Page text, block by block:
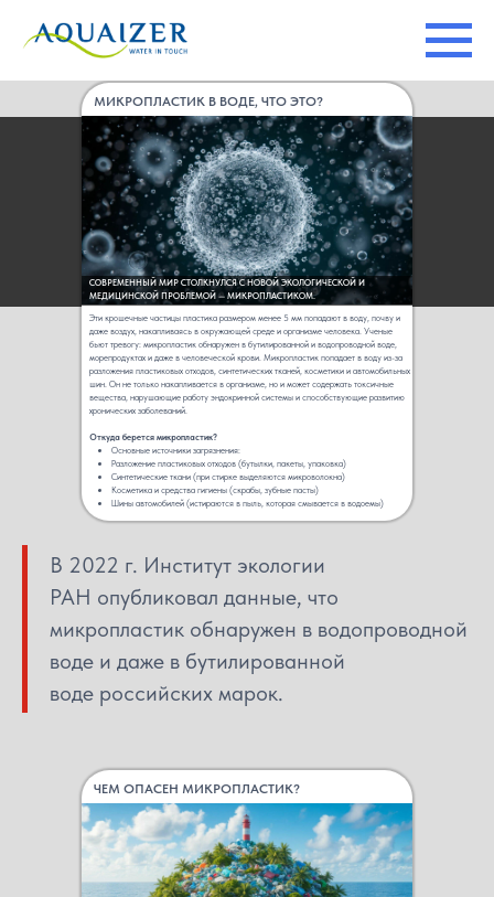
Главная → Новости → Микропластик в воде, что это?
МИКРОПЛАСТИК В ВОДЕ, ЧТО ЭТО?
СОВРЕМЕННЫЙ МИР СТОЛКНУЛСЯ С НОВОЙ ЭКОЛОГИЧЕСКОЙ И
МЕДИЦИНСКОЙ ПРОБЛЕМОЙ — МИКРОПЛАСТИКОМ.
Эти крошечные частицы пластика размером менее 5 мм попадают в воду, почву и
даже воздух, накапливаясь в окружающей среде и организме человека. Ученые
бьют тревогу: микропластик обнаружен в бутилированной и водопроводной воде,
морепродуктах и даже в человеческой крови. Микропластик попадает в воду из-за
разложения пластиковых отходов, синтетических тканей, косметики и автомобильных
шин. Он не только накапливается в организме, но и может содержать токсичные
вещества, нарушающие работу эндокринной системы и способствующие развитию
хронических заболеваний.
Откуда берется микропластик?
Основные источники загрязнения:
Разложение пластиковых отходов (бутылки, пакеты, упаковка)
Синтетические ткани (при стирке выделяются микроволокна)
Косметика и средства гигиены (скрабы, зубные пасты)
Шины автомобилей (истираются в пыль, которая смывается в водоемы)
В 2022 г. Институт экологии
РАН опубликовал данные, что
микропластик обнаружен в водопроводной
воде и даже в бутилированной
воде российских марок.
ЧЕМ ОПАСЕН МИКРОПЛАСТИК?